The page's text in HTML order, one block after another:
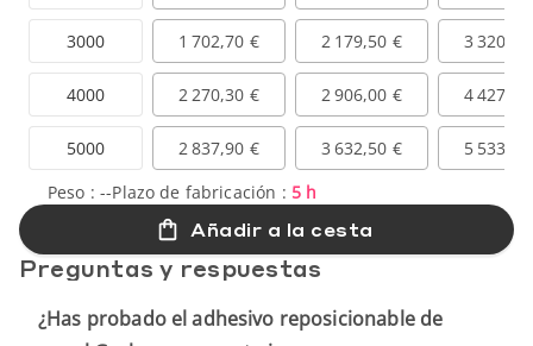
3000
4000
5000
1 702,70 € 2 179,50 € 3
2 270,30 € 2 906,00 € 4
2 837,90 € 3 632,50 €
5
Peso :--Plazo de fabricación : 5 h
Añadir a la cesta
Preguntas y respuestas
¿Has probado el adhesivo reposicionable de